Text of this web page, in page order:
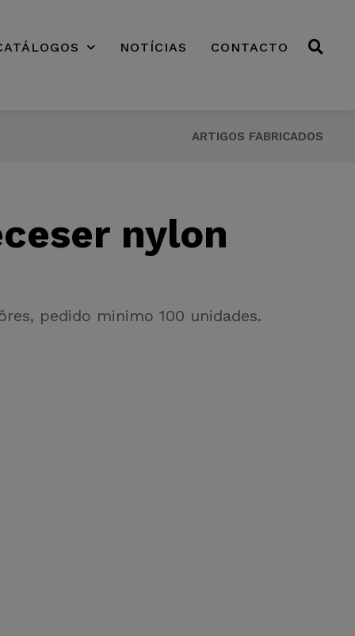
NOTÍCIAS CONTACTO
ARTIGOS FABRICADOS
nylon
pedido minimo 100 unidades.